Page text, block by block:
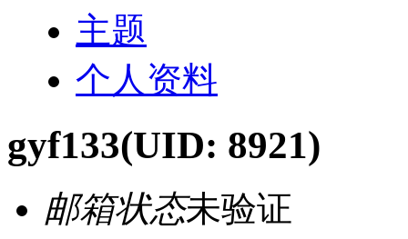
主题
个人资料
gyf133(UID: 8921)
邮箱状态未验证